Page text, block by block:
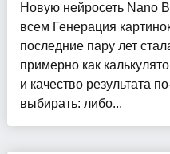
Новую нейросеть Nano
всем Генерация
последние пару лет
примерно как
и качество результата
выбирать: либо...